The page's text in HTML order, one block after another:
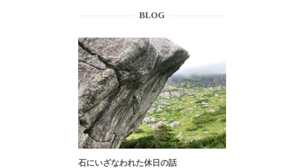
BLOG
石にいざなわれた休日の話